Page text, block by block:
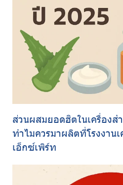
ส่วนผสมยอดฮิตในเครื่องส
ทำไมควรมาผลิตที่โรงงาน
เอ็กซ์เพิร์ท